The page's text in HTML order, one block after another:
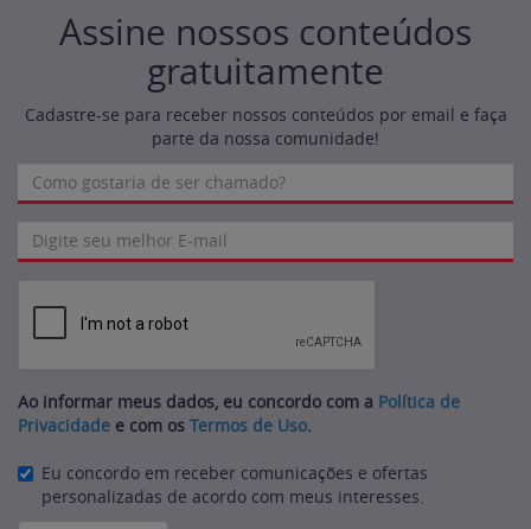
Assine nossos conteúdos
gratuitamente
Cadastre-se para receber nossos conteúdos por email e faça
parte da nossa comunidade!
Ao informar meus dados, eu concordo com a Política de
Privacidade e com os Termos de Uso.
Eu concordo em receber comunicações e ofertas
personalizadas de acordo com meus interesses.